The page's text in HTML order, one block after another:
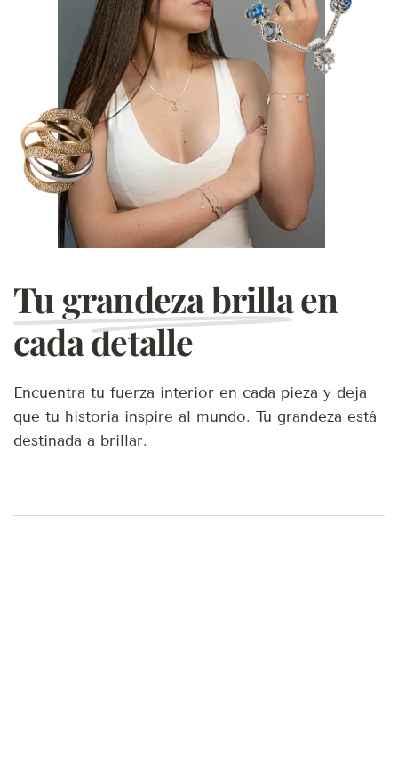
Tu grandeza brillaen
cada detalle
Encuentra tu fuerza interior en cada pieza y deja
que tu historia inspire al mundo. Tu grandeza está
destinada a brillar.